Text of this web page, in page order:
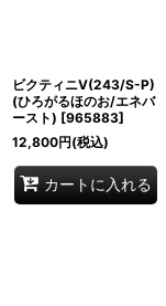
ビクティニV(243/S-P)
(ひろがるほのお/エネバ
ースト) [965883]
12,800円(税込)
カートに入れる